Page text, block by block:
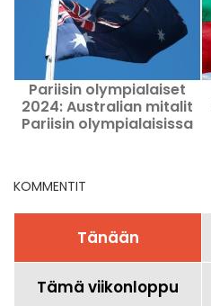
Pariisin olympialaiset
2024: Australian mitalit
Pariisin olympialaisissa
KOMMENTIT
Tänään
Tämä viikonloppu